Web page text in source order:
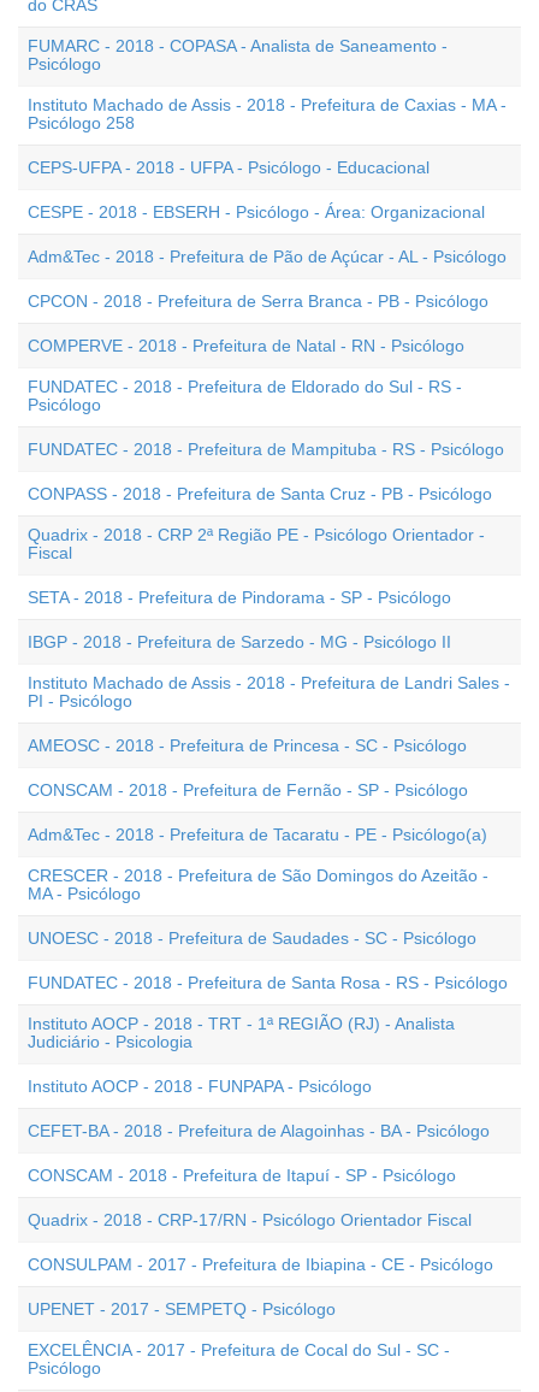
do CRAS
FUMARC - 2018 - COPASA - Analista de Saneamento -
Psicólogo
Instituto Machado de Assis - 2018 - Prefeitura de Caxias - MA -
Psicólogo 258
CEPS-UFPA - 2018 - UFPA - Psicólogo - Educacional
CESPE - 2018 - EBSERH - Psicólogo - Área: Organizacional
Adm&Tec - 2018 - Prefeitura de Pão de Açúcar - AL - Psicólogo
CPCON - 2018 - Prefeitura de Serra Branca - PB - Psicólogo
COMPERVE - 2018 - Prefeitura de Natal - RN - Psicólogo
FUNDATEC - 2018 - Prefeitura de Eldorado do Sul - RS -
Psicólogo
FUNDATEC - 2018 - Prefeitura de Mampituba - RS - Psicólogo
CONPASS - 2018 - Prefeitura de Santa Cruz - PB - Psicólogo
Quadrix - 2018 - CRP 2ª Região PE - Psicólogo Orientador -
Fiscal
SETA - 2018 - Prefeitura de Pindorama - SP - Psicólogo
IBGP - 2018 - Prefeitura de Sarzedo - MG - Psicólogo II
Instituto Machado de Assis - 2018 - Prefeitura de Landri Sales -
PI - Psicólogo
AMEOSC - 2018 - Prefeitura de Princesa - SC - Psicólogo
CONSCAM - 2018 - Prefeitura de Fernão - SP - Psicólogo
Adm&Tec - 2018 - Prefeitura de Tacaratu - PE - Psicólogo(a)
CRESCER - 2018 - Prefeitura de São Domingos do Azeitão -
MA - Psicólogo
UNOESC - 2018 - Prefeitura de Saudades - SC - Psicólogo
FUNDATEC - 2018 - Prefeitura de Santa Rosa - RS - Psicólogo
Instituto AOCP - 2018 - TRT - 1ª REGIÃO (RJ) - Analista
Judiciário - Psicologia
Instituto AOCP - 2018 - FUNPAPA - Psicólogo
CEFET-BA - 2018 - Prefeitura de Alagoinhas - BA - Psicólogo
CONSCAM - 2018 - Prefeitura de Itapuí - SP - Psicólogo
Quadrix - 2018 - CRP-17/RN - Psicólogo Orientador Fiscal
CONSULPAM - 2017 - Prefeitura de Ibiapina - CE - Psicólogo
UPENET - 2017 - SEMPETQ - Psicólogo
EXCELÊNCIA - 2017 - Prefeitura de Cocal do Sul - SC -
Psicólogo